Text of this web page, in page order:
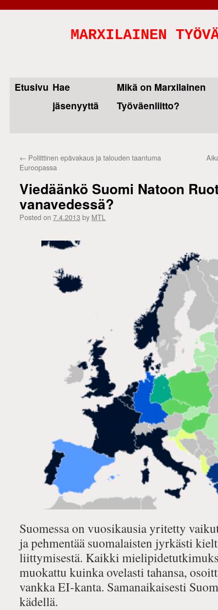
MARXILAINEN
Skip
Etusivu Hae
jäsenyyttä
Mikä on Marxilainen
Työväenliitto?
← Poliittinen epävakaus ja talouden taantuma
Euroopassa
Viedäänkö Suomi Natoon
vanavedessä?
Posted on 7.4.2013 by MTL
Suomessa on vuosikausia yritetty
ja pehmentää suomalaisten jyrkästi
liittymisestä. Kaikki
muokattu kuinka ovelasti tahansa,
vankka EI-kanta. Samanaikaisesti
kädellä.